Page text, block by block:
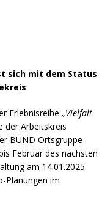
sich mit dem Status
Erlebnisreihe „Vielfalt
der Arbeitskreis
BUND Ortsgruppe
Februar des nächsten
am 14.01.2025
Planungen im